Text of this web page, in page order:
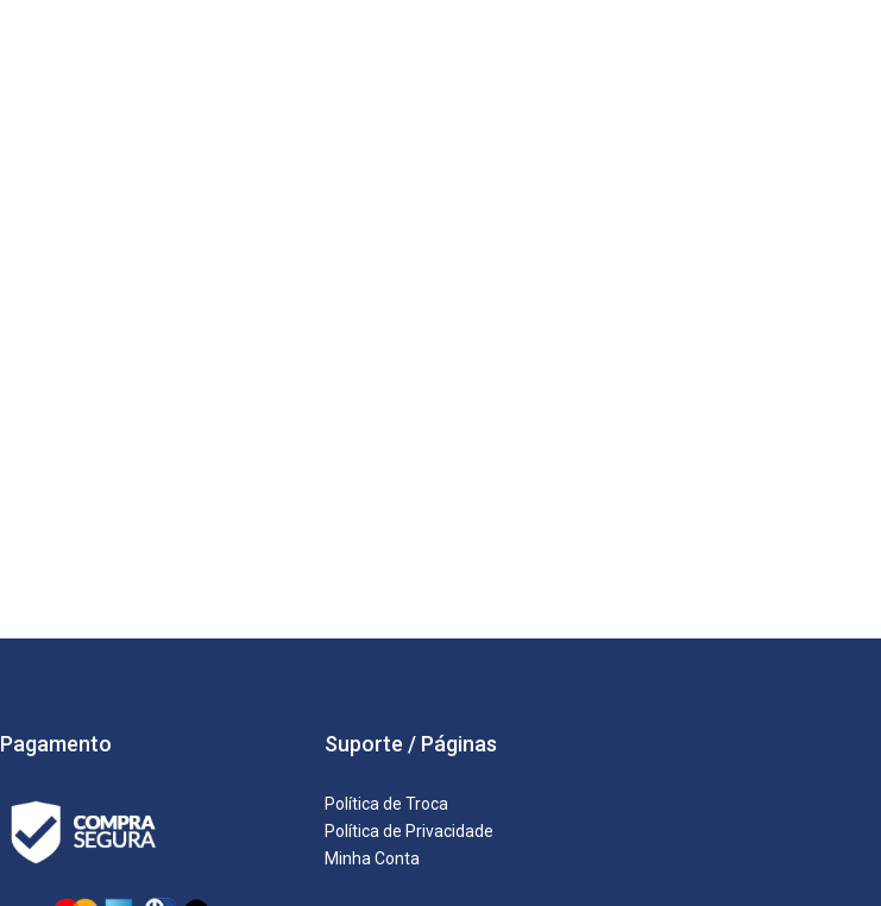
Pagamento Suporte / Páginas
Política de Troca
Política de Privacidade
Minha Conta